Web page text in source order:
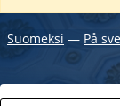
Suomeksi ― På